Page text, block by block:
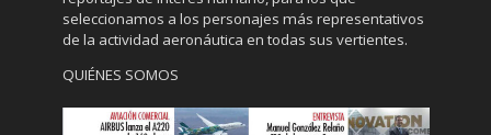
seleccionamos a los personajes más representativos
de la actividad aeronáutica en todas sus vertientes.
QUIÉNES SOMOS